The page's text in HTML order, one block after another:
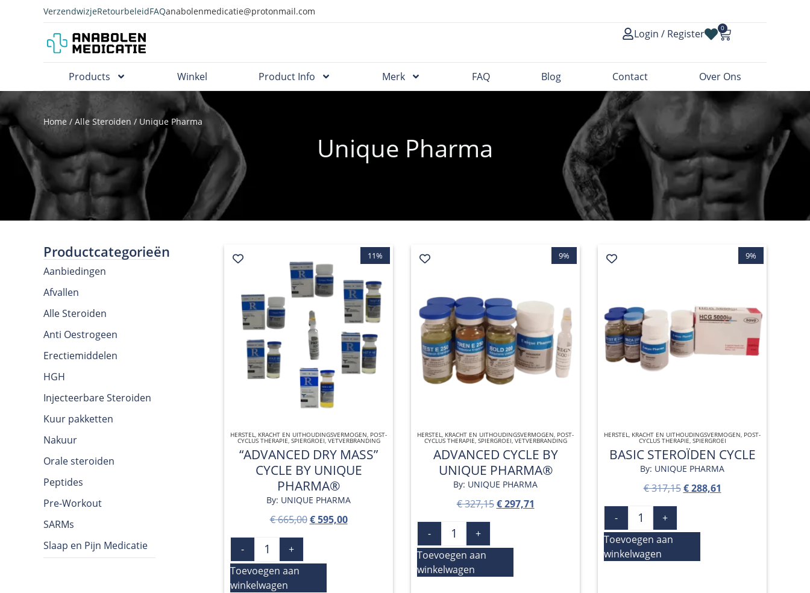
VerzendwizjeRetourbeleidFAQanabolenmedicatie@protonmail.com
Login / Register 0
Products Winkel Product Info Merk FAQ Blog Contact Over Ons
Home / Alle Steroiden / Unique Pharma
Unique Pharma
Productcategorieën
Aanbiedingen
Afvallen
Alle Steroiden
Anti Oestrogeen
Erectiemiddelen
HGH
Injecteerbare Steroiden
Kuur pakketten
Nakuur
Orale steroiden
Peptides
Pre-Workout
SARMs
Slaap en Pijn Medicatie
QUICK VIEW
11%
HERSTEL, KRACHT EN UITHOUDINGSVERMOGEN, POST-
CYCLUS THERAPIE, SPIERGROEI, VETVERBRANDING
“ADVANCED DRY MASS”
CYCLE BY UNIQUE
PHARMA®
By: UNIQUE PHARMA
€665,00 €595,00
-
+
Toevoegen aan
winkelwagen
QUICK VIEW
9%
HERSTEL, KRACHT EN UITHOUDINGSVERMOGEN, POST-
CYCLUS THERAPIE, SPIERGROEI, VETVERBRANDING
ADVANCED CYCLE BY
UNIQUE PHARMA®
By: UNIQUE PHARMA
€327,15 €297,71
-
+
Toevoegen aan
winkelwagen
QUICK VIEW
9%
HERSTEL, KRACHT EN UITHOUDINGSVERMOGEN, POST-
CYCLUS THERAPIE, SPIERGROEI
BASIC STEROÏDEN CYCLE
By: UNIQUE PHARMA
€317,15 €288,61
-
+
Toevoegen aan
winkelwagen